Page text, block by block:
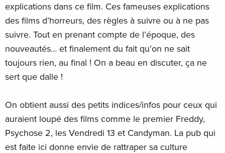
explications dans ce film. Ces fameuses explications
des films d’horreurs, des règles à suivre ou à ne pas
suivre. Tout en prenant compte de l’époque, des
nouveautés… et finalement du fait qu’on ne sait
toujours rien, au final ! On a beau en discuter, ça ne
sert que dalle !
On obtient aussi des petits indices/infos pour ceux qui
auraient loupé des films comme le premier Freddy,
Psychose 2, les Vendredi 13 et Candyman. La pub qui
est faite ici donne envie de rattraper sa culture